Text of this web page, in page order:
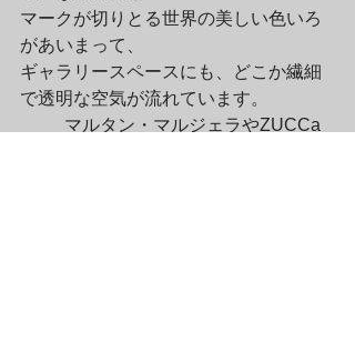
マークが切りとる世界の美しい色いろ
があいまって、
ギャラリースペースにも、どこか繊細
で透明な空気が流れています。